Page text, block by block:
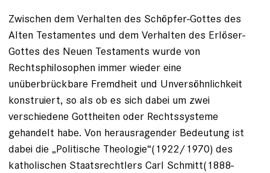
Zwischen dem Verhalten des Schöpfer-Gottes des
Alten Testamentes und dem Verhalten des Erlöser-
Gottes des Neuen Testaments wurde von
Rechtsphilosophen immer wieder eine
unüberbrückbare Fremdheit und Unversöhnlichkeit
konstruiert, so als ob es sich dabei um zwei
verschiedene Gottheiten oder Rechtssysteme
gehandelt habe. Von herausragender Bedeutung ist
dabei die „Politische Theologie“(1922/1970) des
katholischen Staatsrechtlers Carl Schmitt(1888-